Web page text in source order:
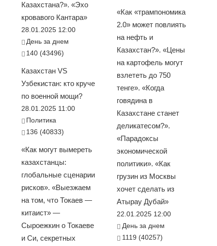
Казахстана?». «Эхо
кровавого Кантара»
28.01.2025 12:00
День за днем
140 (43496)
Казахстан VS
Узбекистан: кто круче
по военной мощи?
28.01.2025 11:00
Политика
136 (40833)
«Как могут вымереть
казахстанцы:
глобальные сценарии
рисков». «Выезжаем
на том, что Токаев —
китаист» —
Сыроежкин о Токаеве
и Си, секретных
«Как «трампономика
2.0» может повлиять
на нефть и
Казахстан?». «Цены
на картофель могут
взлететь до 750
тенге». «Когда
говядина в
Казахстане станет
деликатесом?».
«Парадоксы
экономической
политики». «Как
грузин из Москвы
хочет сделать из
Атырау Дубай»
22.01.2025 12:00
День за днем
1119 (40257)